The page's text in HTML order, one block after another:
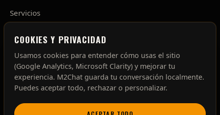
COOKIES Y PRIVACIDAD
Usamos cookies para entender cómo usas el sitio
(Google Analytics, Microsoft Clarity) y mejorar tu
experiencia. M2Chat guarda tu conversación localmente.
Puedes aceptar todo, rechazar o personalizar.
Servicios
Proceso
Nosotros
CONTACTO